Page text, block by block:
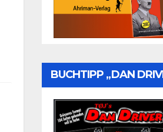
BUCHTIPP „DAN